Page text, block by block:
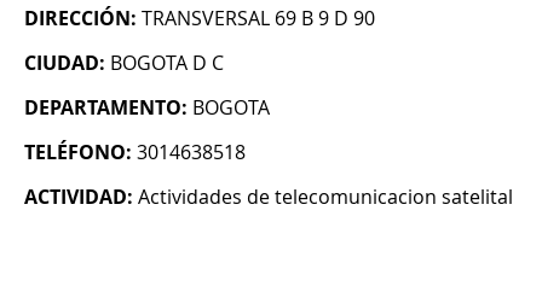
DIRECCIÓN: TRANSVERSAL 69 B 9 D 90
CIUDAD: BOGOTA D C
DEPARTAMENTO: BOGOTA
TELÉFONO: 3014638518
ACTIVIDAD: Actividades de telecomunicacion satelital